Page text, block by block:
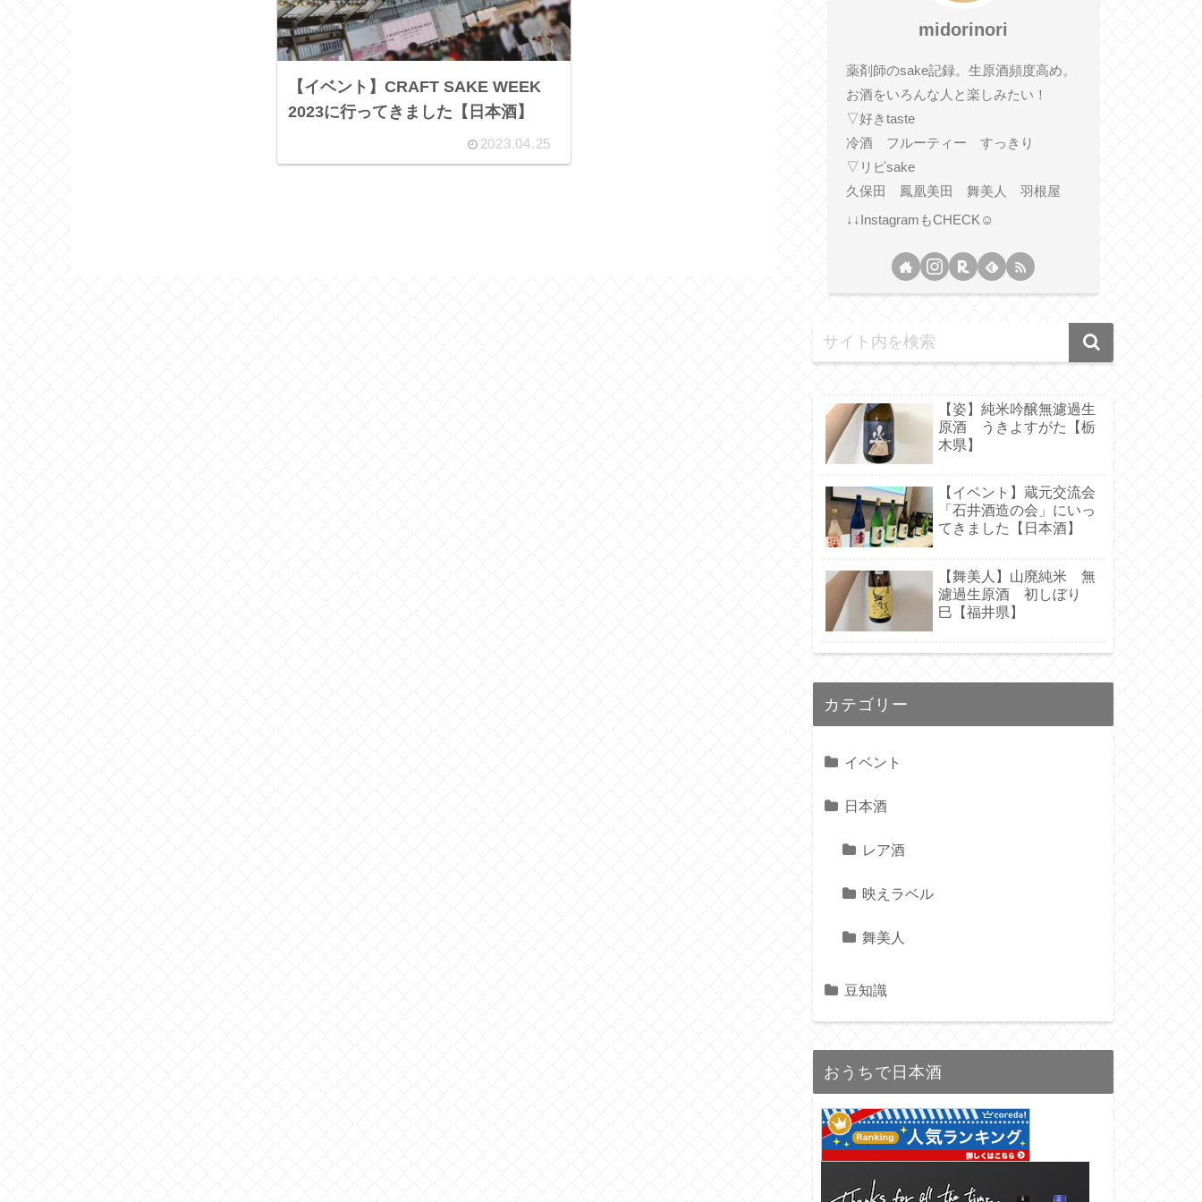
【イベント】CRAFT SAKE WEEK
2023に行ってきました【日本酒】
2023.04.25
midorinori
薬剤師のsake記録。生原酒頻度高め。
お酒をいろんな人と楽しみたい！
▽好きtaste
冷酒 フルーティー すっきり
▽リピsake
久保田 鳳凰美田 舞美人 羽根屋
↓↓InstagramもCHECK☺
【姿】純米吟醸無濾過生
原酒 うきよすがた【栃
木県】
【イベント】蔵元交流会
「石井酒造の会」にいっ
てきました【日本酒】
【舞美人】山廃純米 無
濾過生原酒 初しぼり
巳【福井県】
カテゴリー
イベント
日本酒
レア酒
映えラベル
舞美人
豆知識
おうちで日本酒